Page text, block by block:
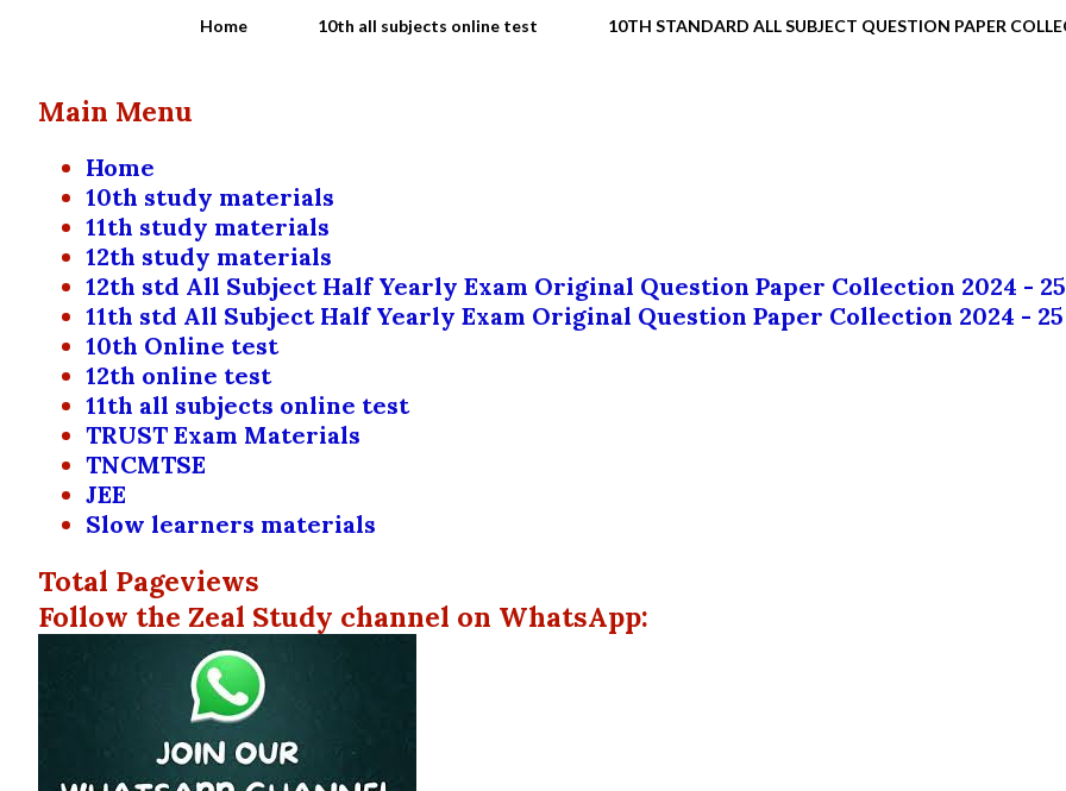
Home
10th all subjects online test 10TH STANDARD ALL SUBJECT QUESTION PAPER
Main Menu
Home
10th study materials
11th study materials
12th study materials
12th std All Subject Half Yearly Exam Original Question Paper Collection 2024 - 25
11th std All Subject Half Yearly Exam Original Question Paper Collection 2024 - 25
10th Online test
12th online test
11th all subjects online test
TRUST Exam Materials
TNCMTSE
JEE
Slow learners materials
Total Pageviews
Follow the Zeal Study channel on WhatsApp: